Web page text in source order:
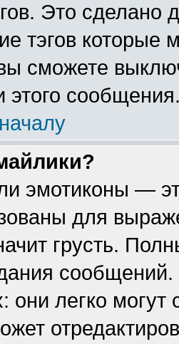
Это сделано
тэгов
сможете
этого
эмотиконы —
для
грусть.
сообщений.
они легко